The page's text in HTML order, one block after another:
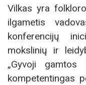
Vilkas yra
ilgametis
konferencijų
mokslinių ir
„Gyvoji gamtos
kompetentingas